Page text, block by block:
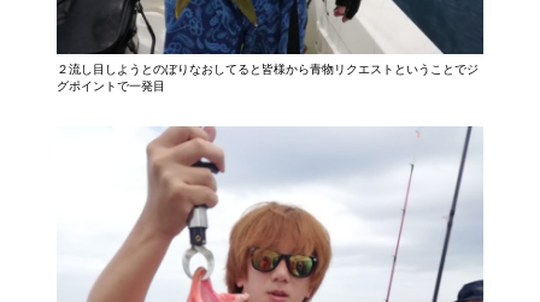
２流し目しようとのぼりなおしてると皆様から青物リクエストということでジ
グポイントで一発目